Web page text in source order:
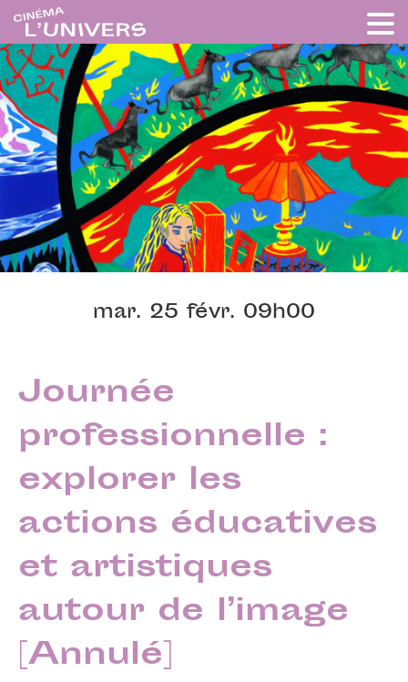
mar. 25 févr. 09h00
Journée
professionnelle :
explorer les
actions éducatives
et artistiques
autour de l’image
[Annulé]